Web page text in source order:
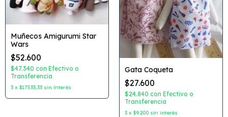
Muñecos Amigurumi Star
Wars
$52.600
$47.340 con Efectivo o
Transferencia
3 x $17.533,33 sin interés
Gata Coqueta
$27.600
$24.840 con Efectivo o
Transferencia
3 x $9.200 sin interés